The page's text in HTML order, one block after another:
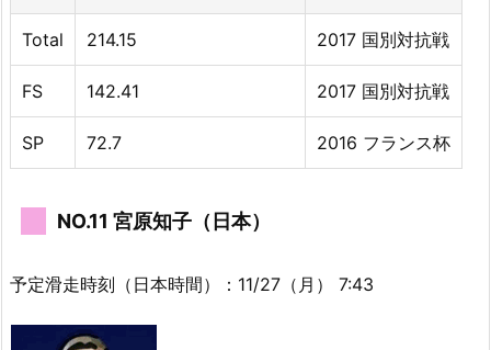
Total 214.15 2017 国別対抗戦
FS 142.41 2017 国別対抗戦
SP 72.7 2016 フランス杯
NO.11 宮原知子（日本）
予定滑走時刻（日本時間）：11/27（月） 7:43